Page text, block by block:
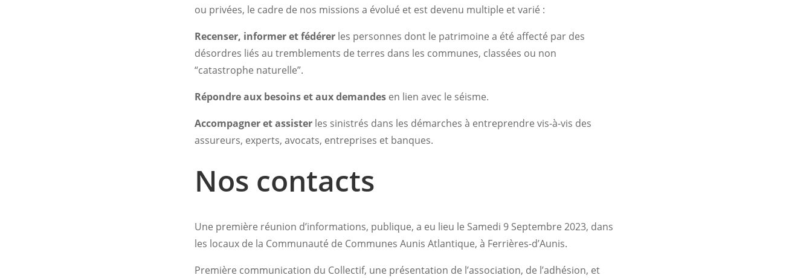
ou privées, le cadre de nos missions a évolué et est devenu multiple et varié :
Recenser, informer et fédérer les personnes dont le patrimoine a été affecté par des
désordres liés au tremblements de terres dans les communes, classées ou non
“catastrophe naturelle”.
Répondre aux besoins et aux demandes en lien avec le séisme.
Accompagner et assister les sinistrés dans les démarches à entreprendre vis-à-vis des
assureurs, experts, avocats, entreprises et banques.
Nos contacts
Une première réunion d’informations, publique, a eu lieu le Samedi 9 Septembre 2023, dans
les locaux de la Communauté de Communes Aunis Atlantique, à Ferrières-d’Aunis.
Première communication du Collectif, une présentation de l’association, de l’adhésion, et